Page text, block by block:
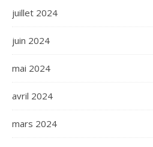
juillet 2024
juin 2024
mai 2024
avril 2024
mars 2024